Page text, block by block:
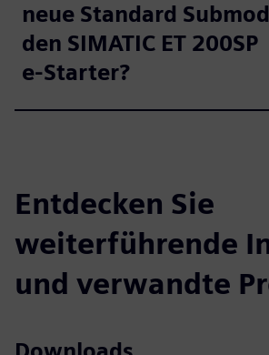
neue Standard
den SIMATIC ET 200SP
e‑Starter?
Entdecken Sie
weiterführende
und verwandte